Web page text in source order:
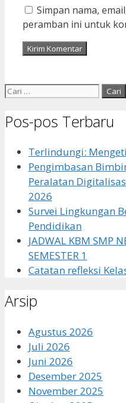
Simpan nama,
peramban ini untuk
Cari
Pos-pos Terbaru
Terlindungi:
Pengimbasan
Peralatan
2026
Survei Lingkungan
Pendidikan
JADWAL KBM SMP
SEMESTER 1
Catatan refleksi
Arsip
Agustus 2026
Juli 2026
Juni 2026
Desember 2025
November 2025